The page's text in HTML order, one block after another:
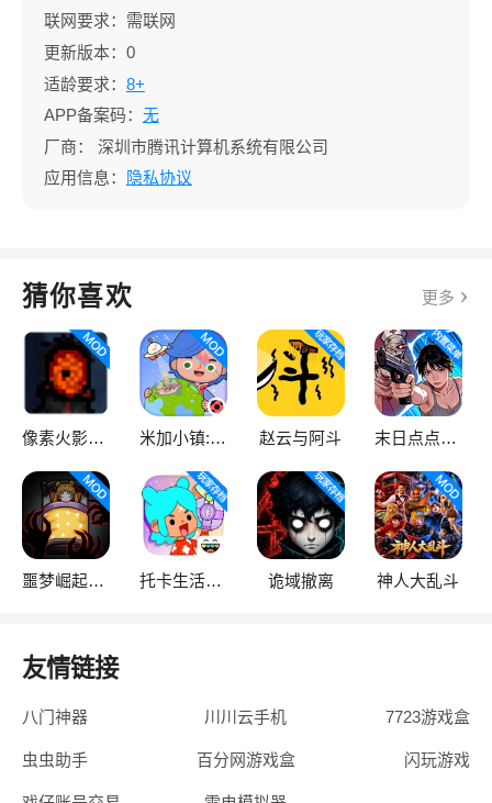
联网要求：需联网
更新版本：0
适龄要求： 8+
APP备案码： 无
厂商：
深圳市腾讯计算机系统有限公司
应用信息：
隐私协议
猜你喜欢 更多
像素火影次世代 米加小镇:世界 赵云与阿斗 末日点点（辅助菜单）
噩梦崛起：生存 托卡生活：世界 诡域撤离 神人大乱斗
友情链接
八门神器 川川云手机 7723游戏盒
虫虫助手 百分网游戏盒 闪玩游戏